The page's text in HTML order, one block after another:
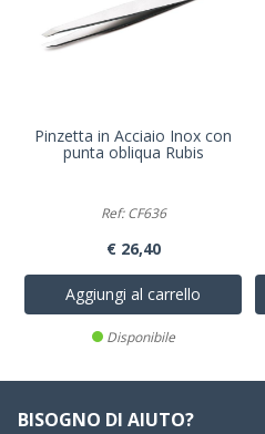
Pinzetta in Acciaio Inox con
punta obliqua Rubis
Ref: CF636
€ 26,40
Aggiungi al carrello
Disponibile
BISOGNO DI AIUTO?